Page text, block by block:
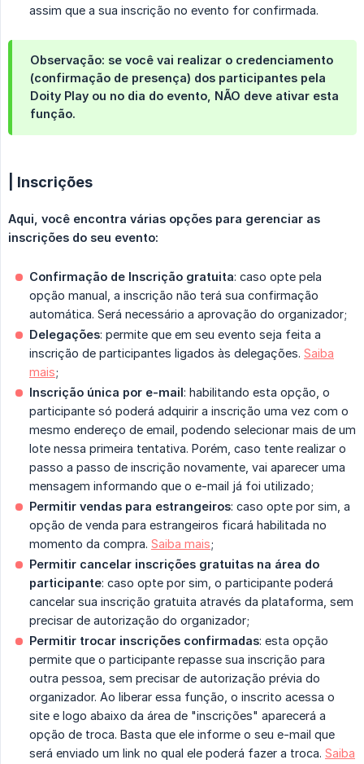
assim que a sua inscrição no evento for confirmada.
Observação: se você vai realizar o credenciamento
(confirmação de presença) dos participantes pela
Doity Play ou no dia do evento, NÃO deve ativar esta
função.
| Inscrições
Aqui, você encontra várias opções para gerenciar as
inscrições do seu evento:
Confirmação de Inscrição gratuita: caso opte pela
opção manual, a inscrição não terá sua confirmação
automática. Será necessário a aprovação do organizador;
Delegações: permite que em seu evento seja feita a
inscrição de participantes ligados às delegações. Saiba
mais;
Inscrição única por e-mail: habilitando esta opção, o
participante só poderá adquirir a inscrição uma vez com o
mesmo endereço de email, podendo selecionar mais de um
lote nessa primeira tentativa. Porém, caso tente realizar o
passo a passo de inscrição novamente, vai aparecer uma
mensagem informando que o e-mail já foi utilizado;
Permitir vendas para estrangeiros: caso opte por sim, a
opção de venda para estrangeiros ficará habilitada no
momento da compra. Saiba mais;
Permitir cancelar inscrições gratuitas na área do
participante: caso opte por sim, o participante poderá
cancelar sua inscrição gratuita através da plataforma, sem
precisar de autorização do organizador;
Permitir trocar inscrições confirmadas: esta opção
permite que o participante repasse sua inscrição para
outra pessoa, sem precisar de autorização prévia do
organizador. Ao liberar essa função, o inscrito acessa o
site e logo abaixo da área de "inscrições" aparecerá a
opção de troca. Basta que ele informe o seu e-mail que
será enviado um link no qual ele poderá fazer a troca. Saiba